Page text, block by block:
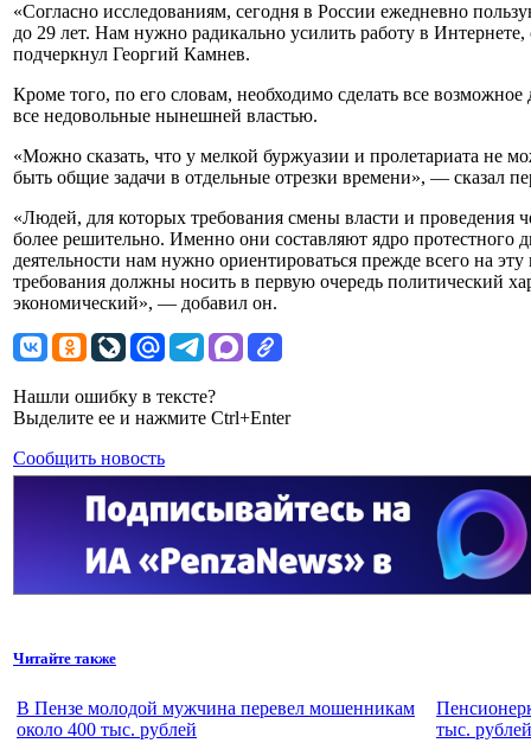
«Согласно исследованиям, сегодня в России ежедневно
до 29 лет. Нам нужно радикально усилить работу в
подчеркнул Георгий Камнев.
Кроме того, по его словам, необходимо сделать все
все недовольные нынешней властью.
«Можно сказать, что у мелкой буржуазии и пролетариата не
быть общие задачи в отдельные отрезки времени», — сказал
«Людей, для которых требования смены власти и
более решительно. Именно они составляют ядро протестного
деятельности нам нужно ориентироваться прежде всего на
требования должны носить в первую очередь политический
экономический», — добавил он.
Нашли ошибку в тексте?
Выделите ее и нажмите Ctrl+Enter
Сообщить новость
Читайте также
В Пензе молодой мужчина перевел мошенникам
около 400 тыс. рублей
тыс.